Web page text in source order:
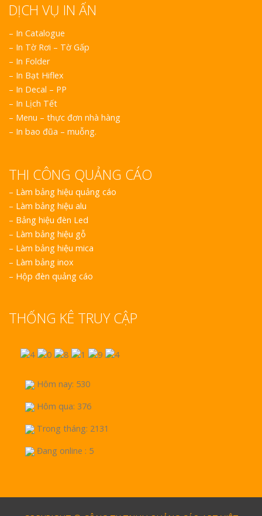
DỊCH VỤ IN ẤN
– In Catalogue
– In Tờ Rơi – Tờ Gấp
– In Folder
– In Bạt Hiflex
– In Decal – PP
– In Lịch Tết
– Menu – thực đơn nhà hàng
– In bao đũa – muỗng.
THI CÔNG QUẢNG CÁO
– Làm bảng hiệu quảng cáo
– Làm bảng hiệu alu
– Bảng hiệu đèn Led
– Làm bảng hiệu gỗ
– Làm bảng hiệu mica
– Làm bảng inox
– Hộp đèn quảng cáo
THỐNG KÊ TRUY CẬP
Hôm nay: 530
Hôm qua: 376
Trong tháng: 2131
Đang online : 5